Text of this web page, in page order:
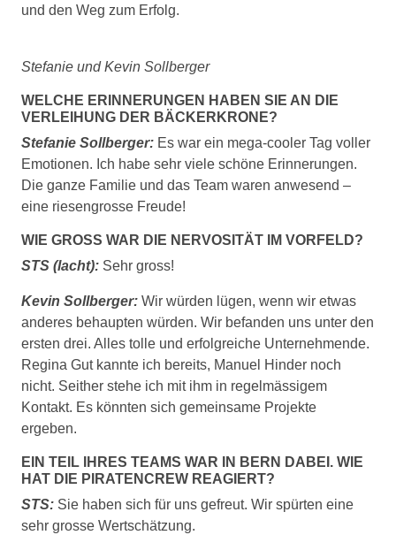
und den Weg zum Erfolg.
Stefanie und Kevin Sollberger
WELCHE ERINNERUNGEN HABEN SIE AN DIE
VERLEIHUNG DER BÄCKERKRONE?
Stefanie Sollberger: Es war ein mega-cooler Tag voller
Emotionen. Ich habe sehr viele schöne Erinnerungen.
Die ganze Familie und das Team waren anwesend –
eine riesengrosse Freude!
WIE GROSS WAR DIE NERVOSITÄT IM VORFELD?
STS (lacht): Sehr gross!
Kevin Sollberger: Wir würden lügen, wenn wir etwas
anderes behaupten würden. Wir befanden uns unter den
ersten drei. Alles tolle und erfolgreiche Unternehmende.
Regina Gut kannte ich bereits, Manuel Hinder noch
nicht. Seither stehe ich mit ihm in regelmässigem
Kontakt. Es könnten sich gemeinsame Projekte
ergeben.
EIN TEIL IHRES TEAMS WAR IN BERN DABEI. WIE
HAT DIE PIRATENCREW REAGIERT?
STS: Sie haben sich für uns gefreut. Wir spürten eine
sehr grosse Wertschätzung.